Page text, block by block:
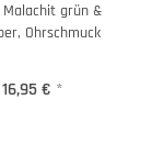
grün &
Ohrschmuck
16,95 € *